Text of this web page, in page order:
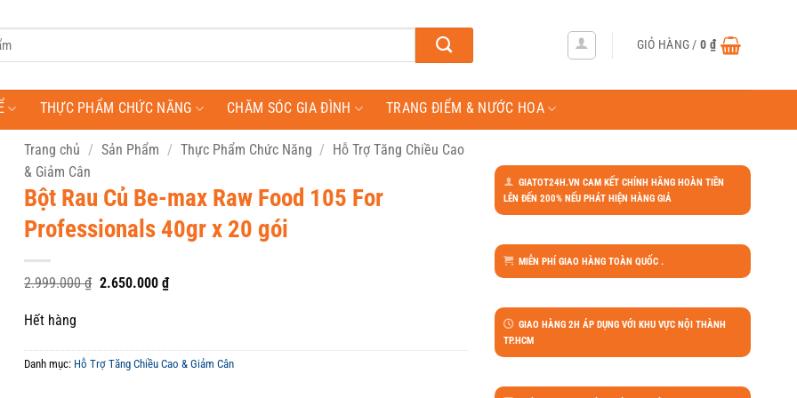
GIỎ HÀNG /0 ₫
THỰC PHẨM CHỨC NĂNG CHĂM SÓC GIA ĐÌNH TRANG ĐIỂM & NƯỚC HOA
Trang chủ / Sản Phẩm / Thực Phẩm Chức Năng / Hỗ Trợ Tăng Chiều Cao
& Giảm Cân
Bột Rau Củ Be-max Raw Food 105 For
Professionals 40gr x 20 gói
2.999.000₫ Giá
2.650.000₫Giá
hiện
Hết hàng
Danh mục: Hỗ Trợ Tăng Chiều Cao & Giảm Cân
GIATOT24H.VN CAM KẾT CHÍNH HÃNG HOÀN TIỀN
LÊN ĐẾN 200% NẾU PHÁT HIỆN HÀNG GIẢ
MIỄN PHÍ GIAO HÀNG TOÀN QUỐC .
GIAO HÀNG 2H ÁP DỤNG VỚI KHU VỰC NỘI THÀNH
TP.HCM